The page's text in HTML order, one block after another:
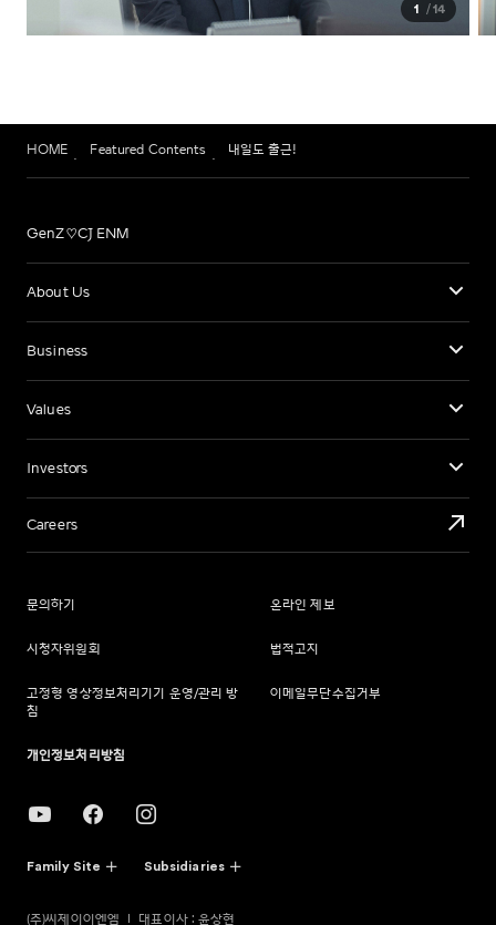
1 14
HOME Featured Contents 내일도 출근!
GenZ♡CJ ENM
About Us
Business
Values
Investors
Careers
문의하기 온라인 제보
시청자위원회 법적고지
고정형 영상정보처리기기 운영/관리 방
침
이메일무단수집거부
개인정보처리방침
Family Site Subsidiaries
(주)씨제이이엔엠 대표이사 : 윤상현